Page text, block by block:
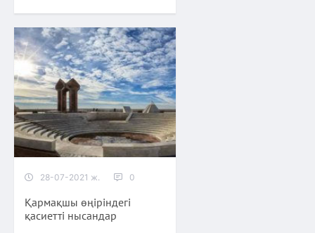
28-07-2021 ж. 0
Қармақшы өңіріндегі
қасиетті нысандар